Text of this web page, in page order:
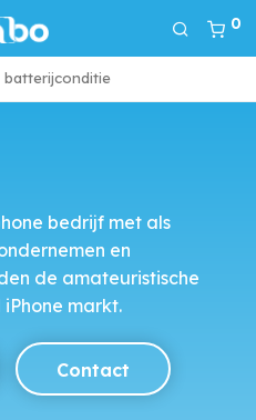
0
batterijconditie
bedrijf met als
en
de amateuristische
markt.
Contact